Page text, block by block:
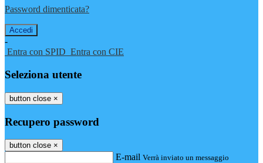
Password dimenticata?
-
Entra con SPID Entra con CIE
Seleziona utente
button close ×
Recupero password
button close ×
E-mail Verrà inviato un messaggio